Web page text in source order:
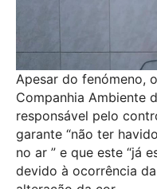
Apesar do fenómeno,
Companhia Ambiente
responsável pelo
garante “não ter
no ar ” e que este “já
devido à ocorrência